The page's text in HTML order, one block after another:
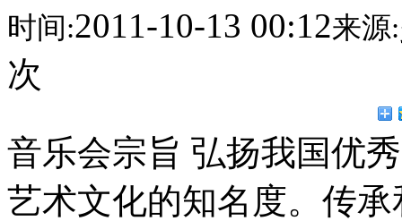
时间:2011-10-13 00:12来源:
次
音乐会宗旨 弘扬我国优
艺术文化的知名度。传